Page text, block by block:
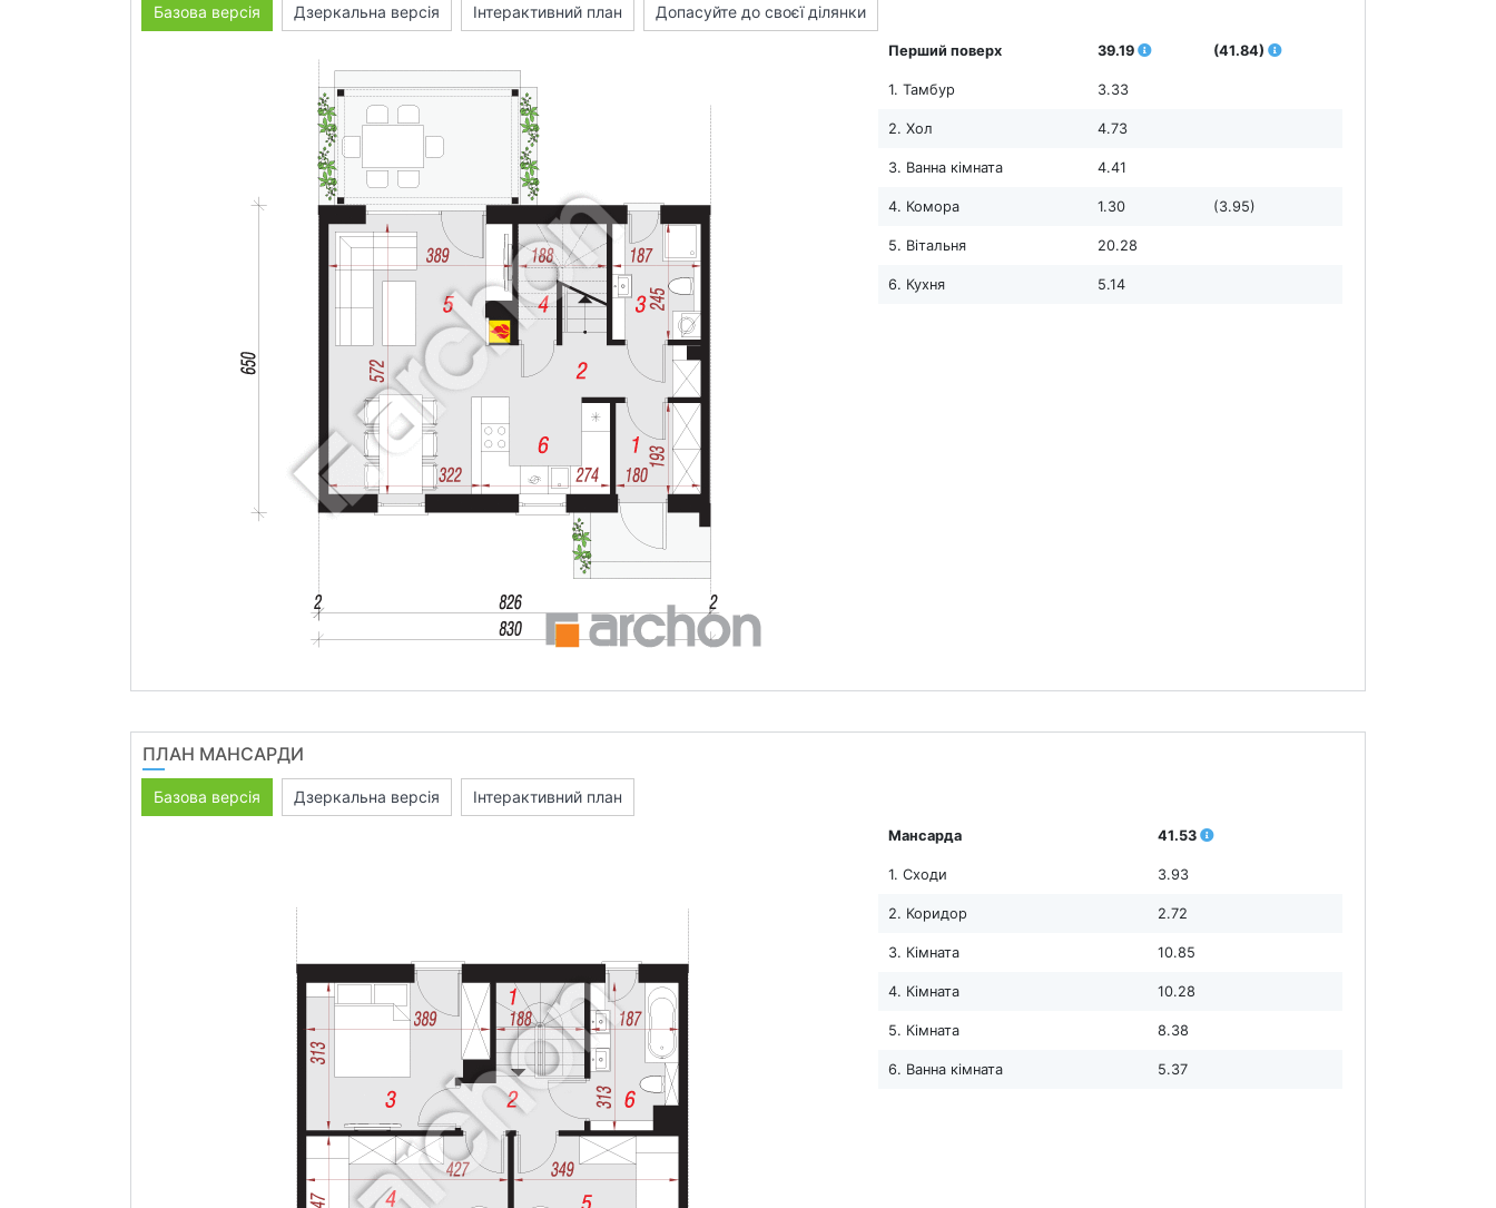
Базова версія Дзеркальна версія Інтерактивний план Допасуйте до своєї ділянки
Перший поверх 39.19 (41.84)
1. Тамбур 3.33
2. Хол 4.73
3. Ванна кімната 4.41
4. Комора 1.30 (3.95)
5. Вітальня 20.28
6. Кухня 5.14
ПЛАН МАНСАРДИ
Базова версія Дзеркальна версія Інтерактивний план
Мансарда 41.53
1. Сходи 3.93
2. Коридор 2.72
3. Кімната 10.85
4. Кімната 10.28
5. Кімната 8.38
6. Ванна кімната 5.37